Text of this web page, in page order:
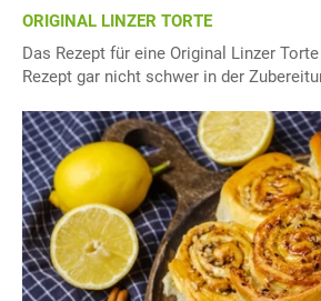
ORIGINAL LINZER TORTE
Das Rezept für eine Original Linzer
Rezept gar nicht schwer in der